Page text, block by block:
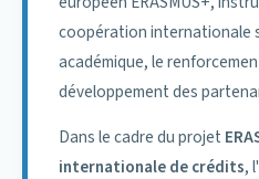
L'amélioration de
Le développement de
L'exposition à des
Le renforcement du
l'ENSAM Meknès.
École Centrale de
SUPMECA
Université de
Université du Québec
coopération internationale
académique, le
développement des
Dans le cadre du projet
internationale de crédits,